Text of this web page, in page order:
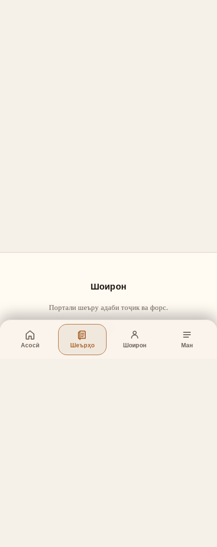
Асосӣ Шеърҳо Шоирон Ман
Шоирон
Портали шеъру адаби тоҷик ва форс.